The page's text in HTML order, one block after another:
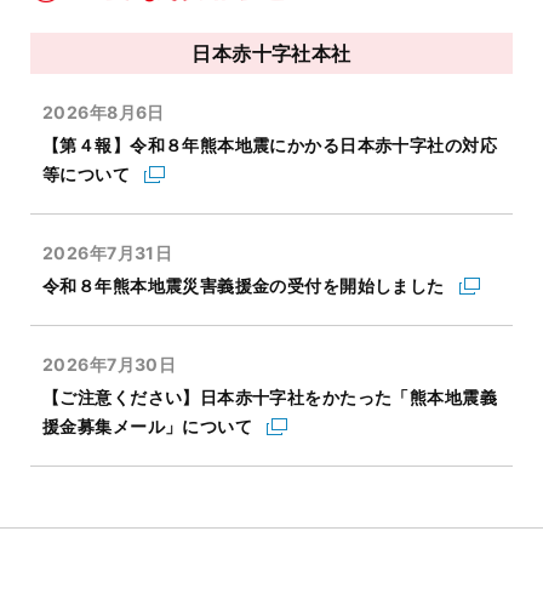
日本赤十字社本社
2026年8月6日
【第４報】令和８年熊本地震にかかる日本赤十字社の対応
等について
2026年7月31日
令和８年熊本地震災害義援金の受付を開始しました
2026年7月30日
【ご注意ください】日本赤十字社をかたった「熊本地震義
援金募集メール」について